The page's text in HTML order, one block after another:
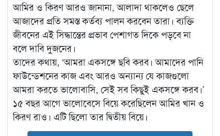
আমির ও কিরণ আরও জানানা, আলাদা থাকলেও ছেলে
আজাদের প্রতি সমস্ত কর্তব্য পালন করবেন তারা। ব্যক্তি
জীবনের এই সিদ্ধান্তের প্রভাব পেশাগত দিকে পড়বে না
বলে দাবি দুজনের।
তাদের কথায়, ‘আমরা একসঙ্গে ছবি করব। আমাদের পানি
ফাউন্ডেশনের কাজ এবং আরও অন্যান্য যে কাজগুলো
আমরা করতে ভালোবাসি, সেই সব কিছুই একসঙ্গে করব।’
১৫ বছর আগে ভালোবেসে বিয়ে করেছিলেন আমির খান ও
কিরণ রাও। এটি ছিলো তার দ্বিতীয় বিয়ে।